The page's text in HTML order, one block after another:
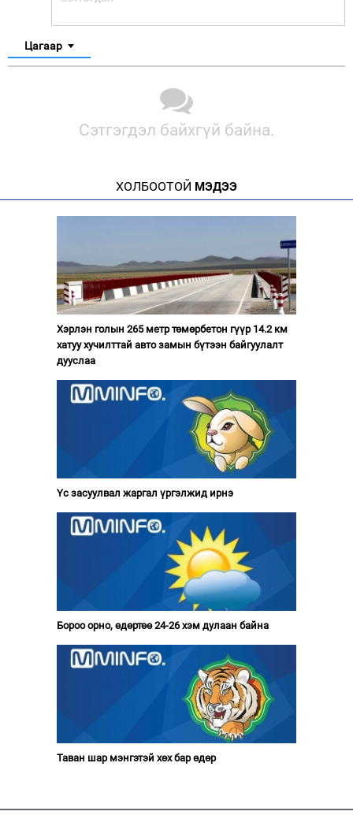
Цагаар
Сэтгэгдэл байхгүй байна.
ХОЛБООТОЙ МЭДЭЭ
Хэрлэн голын 265 метр төмөрбетон гүүр 14.2 км
хатуу хучилттай авто замын бүтээн байгуулалт
дууслаа
Үс засуулвал жаргал үргэлжид ирнэ
Бороо орно, өдөртөө 24-26 хэм дулаан байна
Таван шар мэнгэтэй хөх бар өдөр